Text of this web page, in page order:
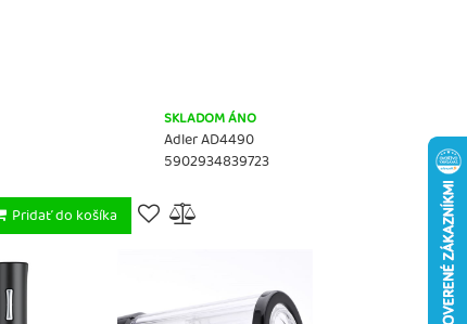
SKLADOM ÁNO
Adler AD4490
5902934839723
Pridať do košíka